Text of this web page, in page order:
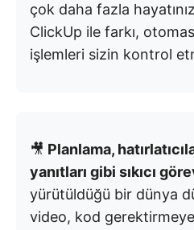
çok daha fazla
ClickUp ile farkı,
işlemleri sizin kontrol
🎥 Planlama,
yanıtları gibi sıkıcı
yürütüldüğü bir dünya
video, kod